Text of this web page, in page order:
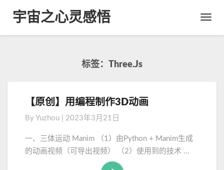
Toggle
宇宙之心灵感悟
标签：Three.js
原
创
用
【原创】用编程制作3D动画
By Yuzhou 2023年3月21日
一、三体运动 Manim （1）由Python + Manim生成
的动画视频（可导出视频） （2）使用到的技术 …